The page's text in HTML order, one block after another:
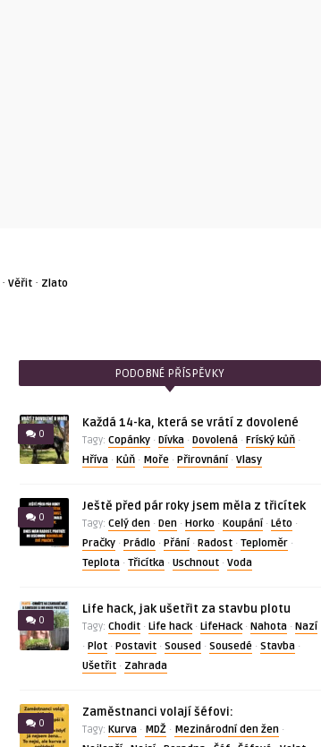
· Věřit · Zlato
PODOBNÉ PŘÍSPĚVKY
0
Každá 14-ka, která se vrátí z dovolené
Tagy: Copánky· Dívka· Dovolená· Fríský kůň·
Hříva· Kůň· Moře· Přirovnání· Vlasy
0
Ještě před pár roky jsem měla z třicítek
Tagy: Celý den· Den· Horko· Koupání· Léto·
Pračky· Prádlo· Přání· Radost· Teploměr·
Teplota· Třicítka· Uschnout· Voda
0
Life hack, jak ušetřit za stavbu plotu
Tagy: Chodit· Life hack· LifeHack· Nahota· Nazí
· Plot· Postavit· Soused · Sousedé· Stavba·
Ušetřit· Zahrada
0
Zaměstnanci volají šéfovi:
Tagy: Kurva· MDŽ· Mezinárodní den žen·